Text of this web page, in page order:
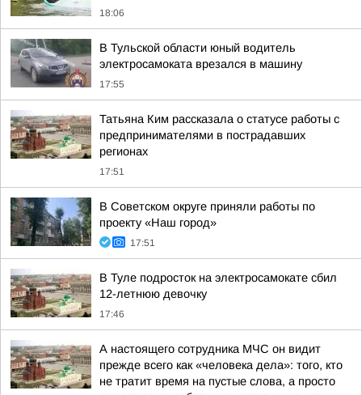
18:06
В Тульской области юный водитель
электросамоката врезался в машину
17:55
Татьяна Ким рассказала о статусе работы с
предпринимателями в пострадавших
регионах
17:51
В Советском округе приняли работы по
проекту «Наш город»
17:51
В Туле подросток на электросамокате сбил
12-летнюю девочку
17:46
А настоящего сотрудника МЧС он видит
прежде всего как «человека дела»: того, кто
не тратит время на пустые слова, а просто